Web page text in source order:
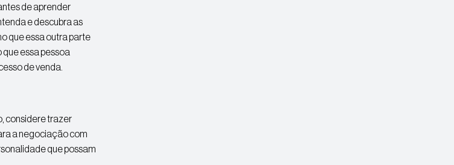
de aprender
e descubra as
que essa outra parte
que essa pessoa
de venda.
considere trazer
a negociação com
que possam